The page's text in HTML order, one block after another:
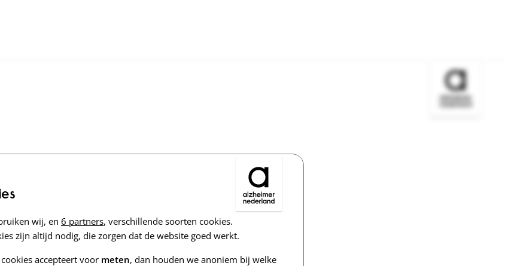
wij, en 6 partners, verschillende soorten cookies.
zijn altijd nodig, die zorgen dat de website goed werkt.
accepteert voor meten, dan houden we anoniem bij welke
Bezoek de